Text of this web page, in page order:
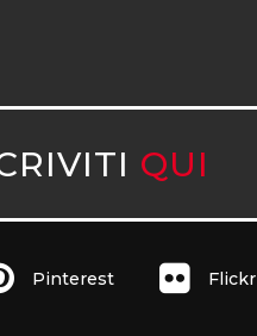
QUI
Pinterest Flickr